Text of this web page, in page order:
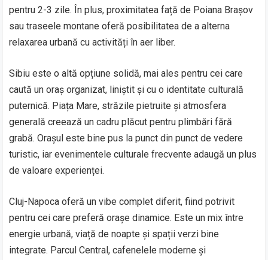
pentru 2-3 zile. În plus, proximitatea față de Poiana Brașov
sau traseele montane oferă posibilitatea de a alterna
relaxarea urbană cu activități în aer liber.
Sibiu este o altă opțiune solidă, mai ales pentru cei care
caută un oraș organizat, liniștit și cu o identitate culturală
puternică. Piața Mare, străzile pietruite și atmosfera
generală creează un cadru plăcut pentru plimbări fără
grabă. Orașul este bine pus la punct din punct de vedere
turistic, iar evenimentele culturale frecvente adaugă un plus
de valoare experienței.
Cluj-Napoca oferă un vibe complet diferit, fiind potrivit
pentru cei care preferă orașe dinamice. Este un mix între
energie urbană, viață de noapte și spații verzi bine
integrate. Parcul Central, cafenelele moderne și